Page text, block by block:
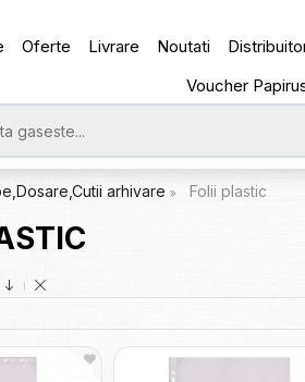
Oferte Livrare Noutati
Voucher
arhivare Folii plastic